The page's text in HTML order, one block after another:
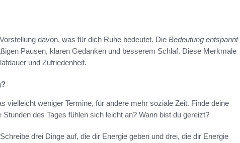
davon, was für dich Ruhe bedeutet. Die Bedeutung entspannt
Pausen, klaren Gedanken und besserem Schlaf. Diese Merkmale
und Zufriedenheit.
vielleicht weniger Termine, für andere mehr soziale Zeit. Finde deine
des Tages fühlen sich leicht an? Wann bist du gereizt?
drei Dinge auf, die dir Energie geben und drei, die dir Energie